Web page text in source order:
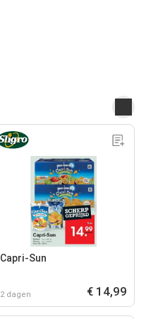
Capri-Sun
2 dagen € 14,99